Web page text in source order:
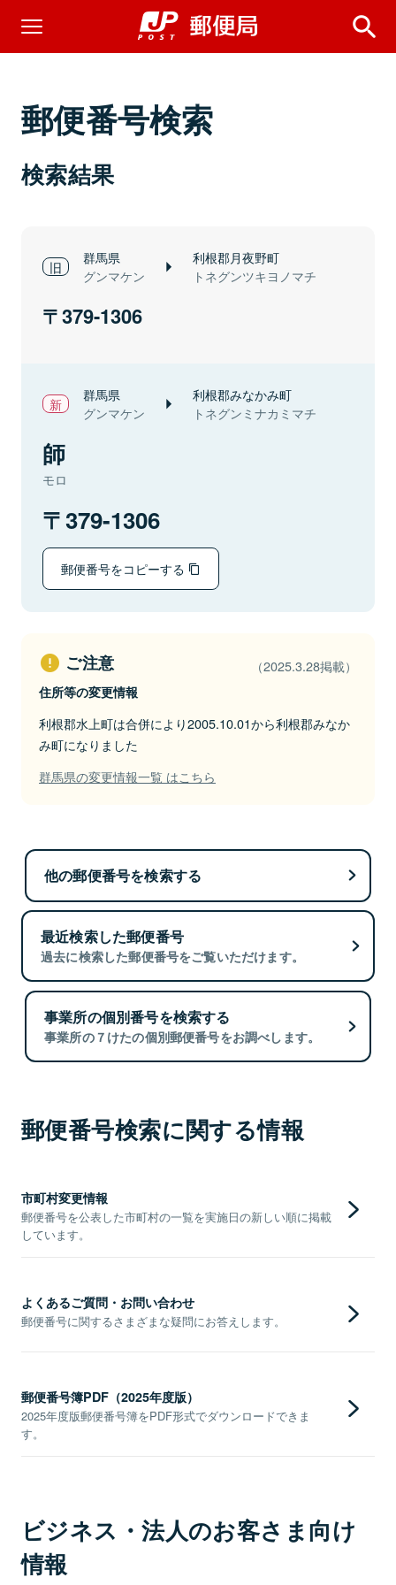
郵便番号検索
検索結果
群馬県
グンマケン
利根郡月夜野町
トネグンツキヨノマチ
379-1306
群馬県
グンマケン
利根郡みなかみ町
トネグンミナカミマチ
師
モロ
379-1306
郵便番号をコピーする
ご注意 （2025.3.28掲載）
住所等の変更情報
利根郡水上町は合併により2005.10.01から利根郡みなか
み町になりました
群馬県の変更情報一覧 はこちら
他の郵便番号を検索する
最近検索した郵便番号
過去に検索した郵便番号をご覧いただけます。
事業所の個別番号を検索する
事業所の７けたの個別郵便番号をお調べします。
郵便番号検索に関する情報
市町村変更情報
郵便番号を公表した市町村の一覧を実施日の新しい順に掲載
しています。
よくあるご質問・お問い合わせ
郵便番号に関するさまざまな疑問にお答えします。
郵便番号簿PDF（2025年度版）
2025年度版郵便番号簿をPDF形式でダウンロードできま
す。
ビジネス・法人のお客さま向け
情報